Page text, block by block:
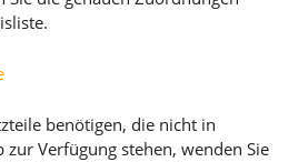
benötigen, die nicht in
zur Verfügung stehen, wenden Sie